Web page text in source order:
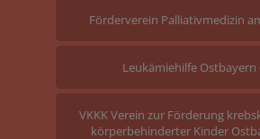
Förderverein Palliativmedizin
Leukämiehilfe Ostbayern
VKKK Verein zur Förderung
körperbehinderter Kinder